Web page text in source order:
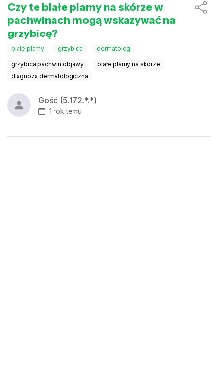
Czy te białe plamy na skórze w
pachwinach mogą wskazywać na
grzybicę?
białe plamy grzybica dermatolog
grzybica pachwin objawy
białe plamy na skórze
diagnoza dermatologiczna
Gość (5.172.*.*)
1 rok temu